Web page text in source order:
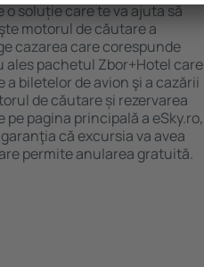
o soluție care te va ajuta să
motorul de căutare a
cazarea care corespunde
pachetul Zbor+Hotel care
biletelor de avion şi a cazării
de căutare și rezervarea
pagina principală a eSky.ro,
că excursia va avea
permite anularea gratuită.